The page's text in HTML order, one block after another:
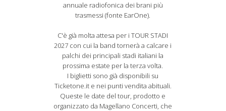
annuale radiofonica dei brani più
trasmessi (fonte EarOne).
C'è già molta attesa per i TOUR STADI
2027 con cui la band tornerà a calcare i
palchi dei principali stadi italiani la
prossima estate per la terza volta.
I biglietti sono già disponibili su
Ticketone.it e nei punti vendita abituali.
Queste le date del tour, prodotto e
organizzato da Magellano Concerti, che